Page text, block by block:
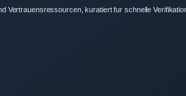
Vertrauensressourcen, kuratiert fur schnelle